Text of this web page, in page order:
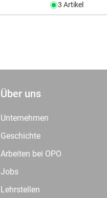
3 Artikel
Über uns
Unternehmen
Geschichte
Arbeiten bei OPO
Jobs
Lehrstellen